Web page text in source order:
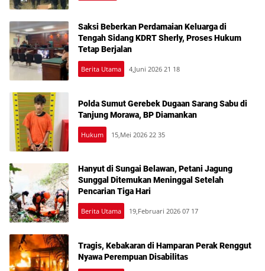
Saksi Beberkan Perdamaian Keluarga di
Tengah Sidang KDRT Sherly, Proses Hukum
Tetap Berjalan
Berita Utama 4,Juni 2026 21 18
Polda Sumut Gerebek Dugaan Sarang Sabu di
Tanjung Morawa, BP Diamankan
Hukum 15,Mei 2026 22 35
Hanyut di Sungai Belawan, Petani Jagung
Sunggal Ditemukan Meninggal Setelah
Pencarian Tiga Hari
Berita Utama 19,Februari 2026 07 17
Tragis, Kebakaran di Hamparan Perak Renggut
Nyawa Perempuan Disabilitas